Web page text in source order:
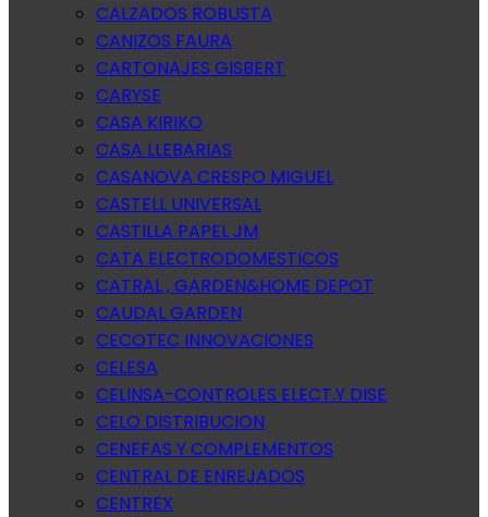
CALZADOS ROBUSTA
CANIZOS FAURA
CARTONAJES GISBERT
CARYSE
CASA KIRIKO
CASA LLEBARIAS
CASANOVA CRESPO MIGUEL
CASTELL UNIVERSAL
CASTILLA PAPEL JM
CATA ELECTRODOMESTICOS
CATRAL , GARDEN&HOME DEPOT
CAUDAL GARDEN
CECOTEC INNOVACIONES
CELESA
CELINSA-CONTROLES ELECT.Y DISE
CELO DISTRIBUCION
CENEFAS Y COMPLEMENTOS
CENTRAL DE ENREJADOS
CENTREX